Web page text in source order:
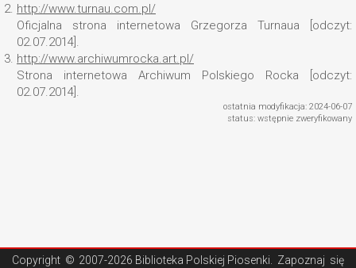
2. http://www.turnau.com.pl/
Oficjalna strona internetowa Grzegorza Turnaua [odczyt:
02.07.2014].
3. http://www.archiwumrocka.art.pl/
Strona internetowa Archiwum Polskiego Rocka [odczyt:
02.07.2014].
ostatnia modyfikacja: 2024-06-07
status: wstępnie zweryfikowany
Copyright © 2007-2026 Biblioteka Polskiej Piosenki . Zapoznaj się